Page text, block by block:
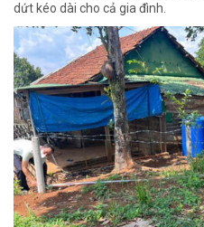
dứt kéo dài cho cả gia đình.